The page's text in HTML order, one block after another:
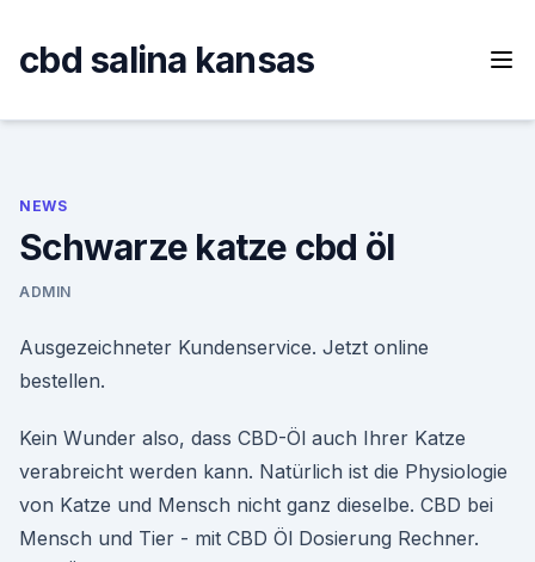
content
cbd salina kansas
NEWS
Schwarze katze cbd öl
ADMIN
Ausgezeichneter Kundenservice. Jetzt online
bestellen.
Kein Wunder also, dass CBD-Öl auch Ihrer Katze
verabreicht werden kann. Natürlich ist die Physiologie
von Katze und Mensch nicht ganz dieselbe. CBD bei
Mensch und Tier - mit CBD Öl Dosierung Rechner.